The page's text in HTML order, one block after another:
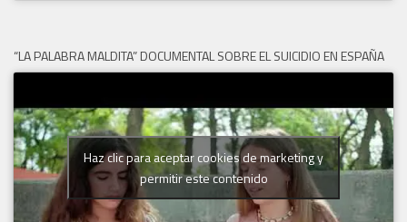
“LA PALABRA MALDITA” DOCUMENTAL SOBRE EL SUICIDIO EN ESPAÑA
Haz clic para aceptar cookies de marketing y
permitir este contenido